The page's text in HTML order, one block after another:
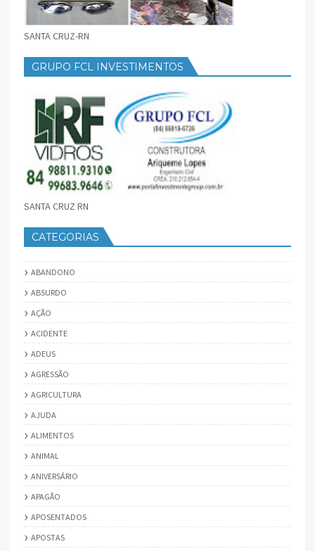
SANTA CRUZ-RN
GRUPO FCL INVESTIMENTOS
SANTA CRUZ RN
CATEGORIAS
ABANDONO
ABSURDO
AÇÃO
ACIDENTE
ADEUS
AGRESSÃO
AGRICULTURA
AJUDA
ALIMENTOS
ANIMAL
ANIVERSÁRIO
APAGÃO
APOSENTADOS
APOSTAS